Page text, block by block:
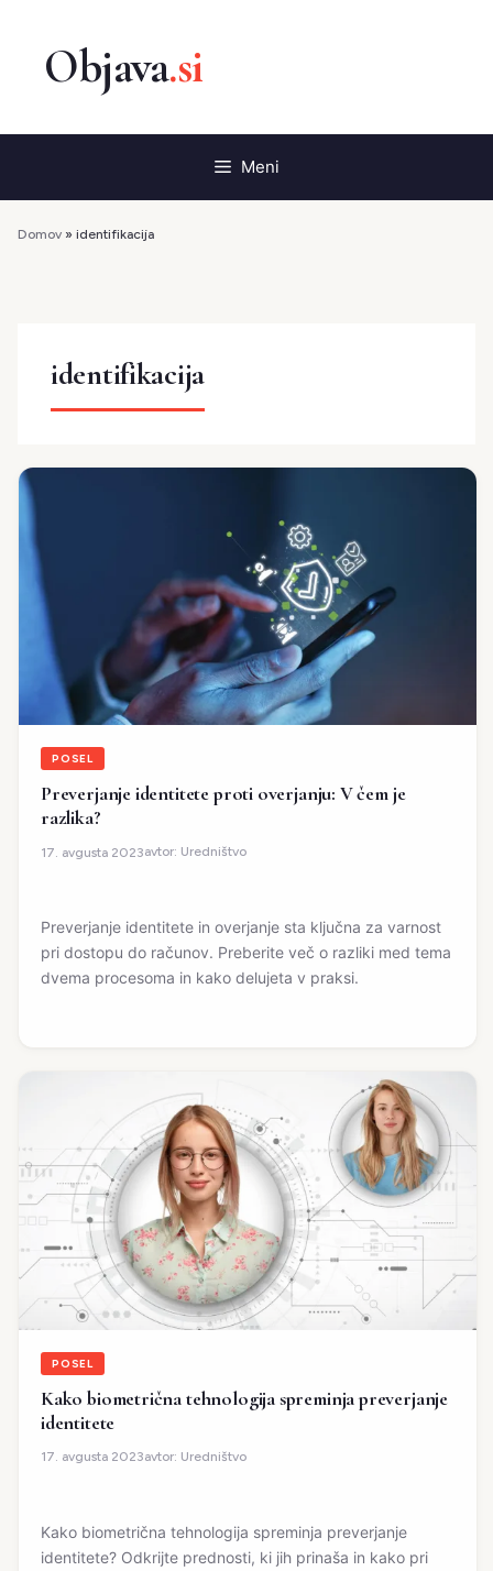
vsebino
Meni
Domov » identifikacija
identifikacija
POSEL
Preverjanje identitete proti overjanju: V čem je
razlika?
17. avgusta 2023avtor: Uredništvo
Preverjanje identitete in overjanje sta ključna za varnost
pri dostopu do računov. Preberite več o razliki med tema
dvema procesoma in kako delujeta v praksi.
POSEL
Kako biometrična tehnologija spreminja preverjanje
identitete
17. avgusta 2023avtor: Uredništvo
Kako biometrična tehnologija spreminja preverjanje
identitete? Odkrijte prednosti, ki jih prinaša in kako pri